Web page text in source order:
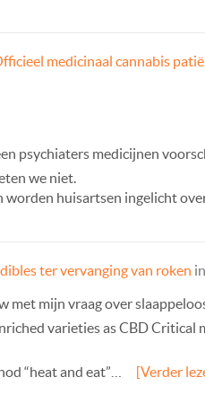
medicinaal cannabis
psychiaters medicijnen
we niet.
huisartsen ingelicht
ter vervanging van roken
met mijn vraag over
varieties as CBD Critical
“heat and eat”…
[Verder